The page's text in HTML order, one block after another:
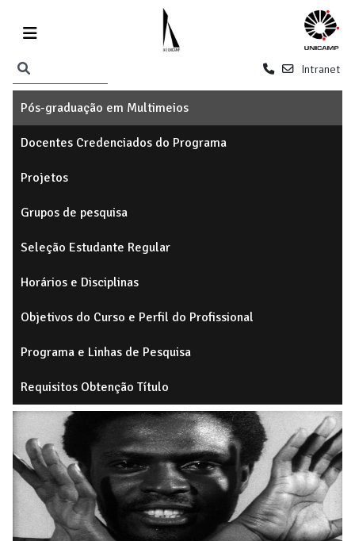
Intranet
Pós-graduação em Multimeios
Docentes Credenciados do Programa
Projetos
Grupos de pesquisa
Seleção Estudante Regular
Horários e Disciplinas
Objetivos do Curso e Perfil do Profissional
Programa e Linhas de Pesquisa
Requisitos Obtenção Título